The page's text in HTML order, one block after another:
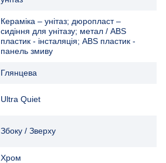
Кераміка – унітаз; дюропласт –
сидіння для унітазу; метал / ABS
пластик - інсталяція; ABS пластик -
панель змиву
Глянцева
Ultra Quiet
Збоку / Зверху
Хром